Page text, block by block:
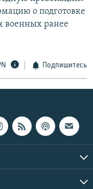
о подготовке
военных ранее
Подпишитесь